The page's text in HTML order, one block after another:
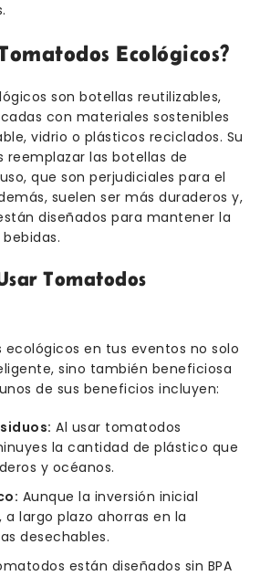
Ecológicos?
son botellas reutilizables,
con materiales sostenibles
vidrio o plásticos reciclados. Su
reemplazar las botellas de
que son perjudiciales para el
suelen ser más duraderos y,
diseñados para mantener la
Tomatodos
en tus eventos no solo
sino también beneficiosa
de sus beneficios incluyen:
Al usar tomatodos
la cantidad de plástico que
y océanos.
Aunque la inversión inicial
largo plazo ahorras en la
desechables.
están diseñados sin BPA